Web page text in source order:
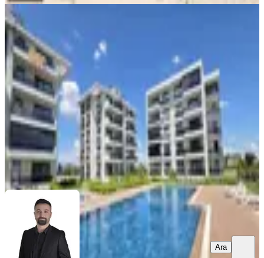
SIFIR BİNA
%8
Döşemealtı, Yeniköy Mahallesi
01.08.2026
23.000 ₺25.000 ₺
Yavuz Gayrimenkul YAVUZ KATI
Ara
Ara